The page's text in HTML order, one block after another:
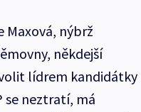
Maxová, nýbrž
někdejší
lídrem kandidátky
se neztratí, má